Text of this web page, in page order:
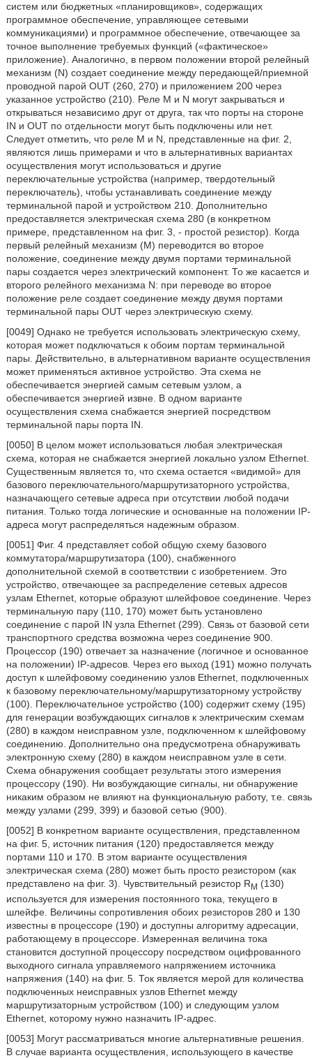
систем или бюджетных «планировщиков», содержащих
программное обеспечение, управляющее сетевыми
коммуникациями) и программное обеспечение, отвечающее за
точное выполнение требуемых функций («фактическое»
приложение). Аналогично, в первом положении второй релейный
механизм (N) создает соединение между передающей/приемной
проводной парой OUT (260, 270) и приложением 200 через
указанное устройство (210). Реле Μ и N могут закрываться и
открываться независимо друг от друга, так что порты на стороне
IN и OUT по отдельности могут быть подключены или нет.
Следует отметить, что реле Μ и N, представленные на фиг. 2,
являются лишь примерами и что в альтернативных вариантах
осуществления могут использоваться и другие
переключательные устройства (например, твердотельный
переключатель), чтобы устанавливать соединение между
терминальной парой и устройством 210. Дополнительно
предоставляется электрическая схема 280 (в конкретном
примере, представленном на фиг. 3, - простой резистор). Когда
первый релейный механизм (М) переводится во второе
положение, соединение между двумя портами терминальной
пары создается через электрический компонент. То же касается и
второго релейного механизма Ν: при переводе во второе
положение реле создает соединение между двумя портами
терминальной пары OUT через электрическую схему.
[0049] Однако не требуется использовать электрическую схему,
которая может подключаться к обоим портам терминальной
пары. Действительно, в альтернативном варианте осуществления
может применяться активное устройство. Эта схема не
обеспечивается энергией самым сетевым узлом, а
обеспечивается энергией извне. В одном варианте
осуществления схема снабжается энергией посредством
терминальной пары порта IN.
[0050] В целом может использоваться любая электрическая
схема, которая не снабжается энергией локально узлом Ethernet.
Существенным является то, что схема остается «видимой» для
базового переключательного/маршрутизаторного устройства,
назначающего сетевые адреса при отсутствии любой подачи
питания. Только тогда логические и основанные на положении IP-
адреса могут распределяться надежным образом.
[0051] Фиг. 4 представляет собой общую схему базового
коммутатора/маршрутизатора (100), снабженного
дополнительной схемой в соответствии с изобретением. Это
устройство, отвечающее за распределение сетевых адресов
узлам Ethernet, которые образуют шлейфовое соединение. Через
терминальную пару (110, 170) может быть установлено
соединение с парой IN узла Ethernet (299). Связь от базовой сети
транспортного средства возможна через соединение 900.
Процессор (190) отвечает за назначение (логичное и основанное
на положении) IP-адресов. Через его выход (191) можно получать
доступ к шлейфовому соединению узлов Ethernet, подключенных
к базовому переключательному/маршрутизаторному устройству
(100). Переключательное устройство (100) содержит схему (195)
для генерации возбуждающих сигналов к электрическим схемам
(280) в каждом неисправном узле, подключенном к шлейфовому
соединению. Дополнительно она предусмотрена обнаруживать
электронную схему (280) в каждом неисправном узле в сети.
Схема обнаружения сообщает результаты этого измерения
процессору (190). Ни возбуждающие сигналы, ни обнаружение
никаким образом не влияют на функциональную работу, т.е. связь
между узлами (299, 399) и базовой сетью (900).
[0052] В конкретном варианте осуществления, представленном
на фиг. 5, источник питания (120) предоставляется между
портами 110 и 170. В этом варианте осуществления
электрическая схема (280) может быть просто резистором (как
представлено на фиг. 3). Чувствительный резистор RM (130)
используется для измерения постоянного тока, текущего в
шлейфе. Величины сопротивления обоих резисторов 280 и 130
известны в процессоре (190) и доступны алгоритму адресации,
работающему в процессоре. Измеренная величина тока
становится доступной процессору посредством оцифрованного
выходного сигнала управляемого напряжением источника
напряжения (140) на фиг. 5. Ток является мерой для количества
подключенных неисправных узлов Ethernet между
маршрутизаторным устройством (100) и следующим узлом
Ethernet, которому нужно назначить IP-адрес.
[0053] Могут рассматриваться многие альтернативные решения.
В случае варианта осуществления, использующего в качестве